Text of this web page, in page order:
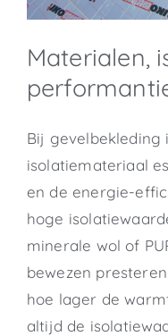
Materialen,
Bij gevelbekleding
isolatiemateriaal
en de energie-
hoge
minerale wol of
bewezen
hoe lager de
altijd de